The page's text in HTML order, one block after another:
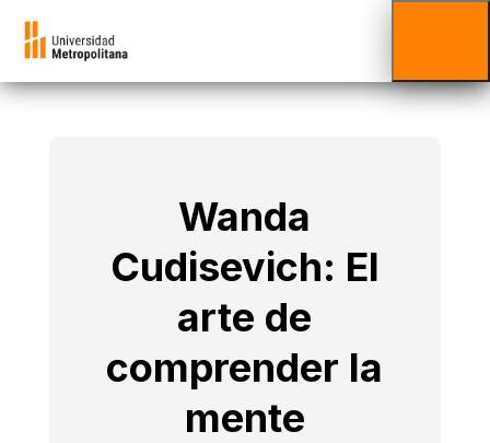
Wanda
Cudisevich: El
arte de
comprender la
mente